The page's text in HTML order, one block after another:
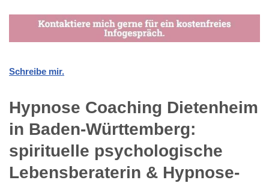
Schreibe mir.
Hypnose Coaching Dietenheim
in Baden-Württemberg:
spirituelle psychologische
Lebensberaterin & Hypnose-